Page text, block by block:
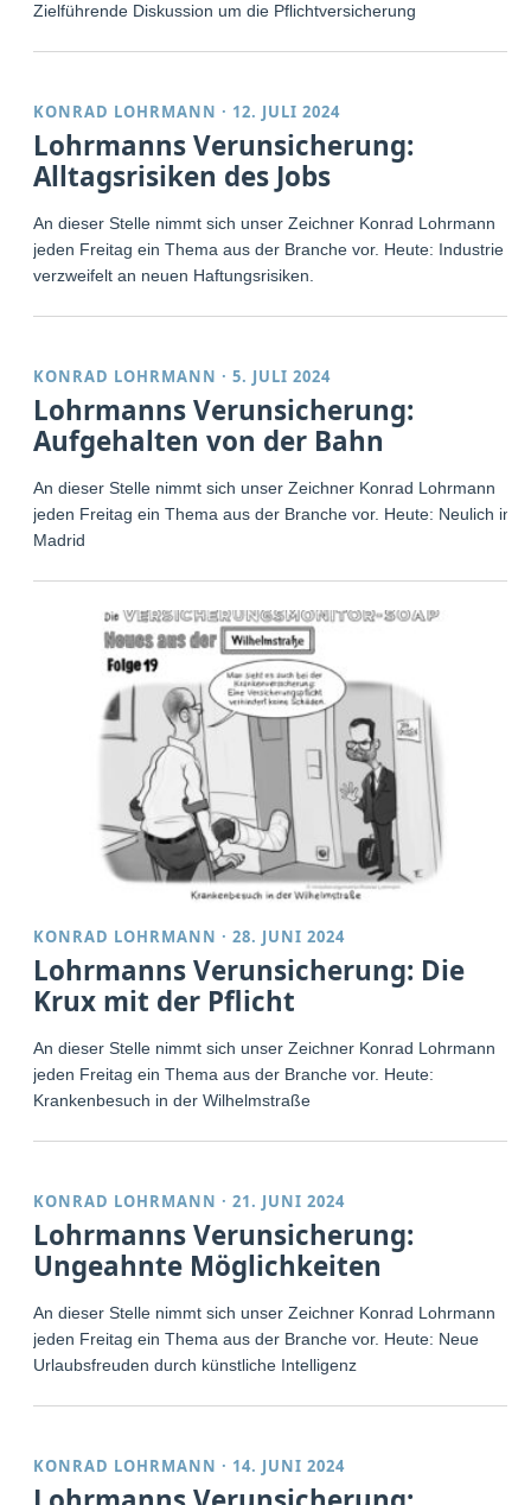
Zielführende Diskussion um die Pflichtversicherung
KONRAD LOHRMANN · 12. JULI 2024
Lohrmanns Verunsicherung:
Alltagsrisiken des Jobs
An dieser Stelle nimmt sich unser Zeichner Konrad Lohrmann
jeden Freitag ein Thema aus der Branche vor. Heute: Industrie
verzweifelt an neuen Haftungsrisiken.
KONRAD LOHRMANN ·5. JULI 2024
Lohrmanns Verunsicherung:
Aufgehalten von der Bahn
An dieser Stelle nimmt sich unser Zeichner Konrad Lohrmann
jeden Freitag ein Thema aus der Branche vor. Heute: Neulich in
Madrid
KONRAD LOHRMANN ·28. JUNI 2024
Lohrmanns Verunsicherung: Die
Krux mit der Pflicht
An dieser Stelle nimmt sich unser Zeichner Konrad Lohrmann
jeden Freitag ein Thema aus der Branche vor. Heute:
Krankenbesuch in der Wilhelmstraße
KONRAD LOHRMANN ·21. JUNI 2024
Lohrmanns Verunsicherung:
Ungeahnte Möglichkeiten
An dieser Stelle nimmt sich unser Zeichner Konrad Lohrmann
jeden Freitag ein Thema aus der Branche vor. Heute: Neue
Urlaubsfreuden durch künstliche Intelligenz
KONRAD LOHRMANN · 14. JUNI 2024